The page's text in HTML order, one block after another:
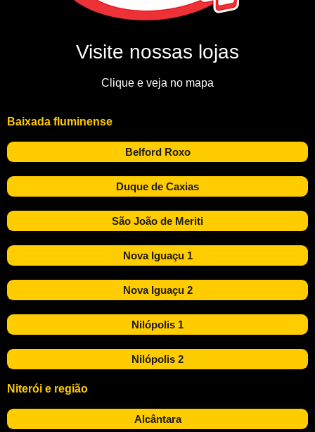
Visite nossas lojas
Clique e veja no mapa
Baixada fluminense
Belford Roxo
Duque de Caxias
São João de Meriti
Nova Iguaçu 1
Nova Iguaçu 2
Nilópolis 1
Nilópolis 2
Niterói e região
Alcântara